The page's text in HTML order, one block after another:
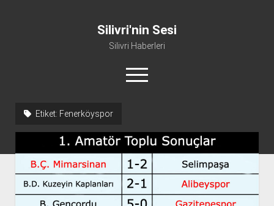
Silivri'nin Sesi
Silivri Haberleri
menüyü
aç
Manifesto
Gündem
Haber
Spor
Etiket: Fenerköyspor